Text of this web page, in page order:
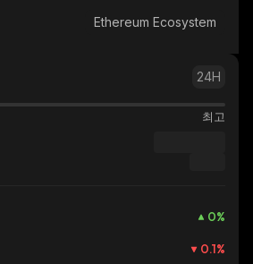
Ethereum Ecosystem
24H
최고
0%
0.1%